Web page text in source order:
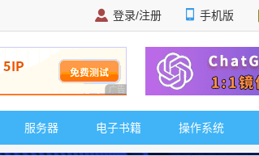
登录/注册 手机版
广告 商业广告，理性选择
服务器 电子书籍 操作系统